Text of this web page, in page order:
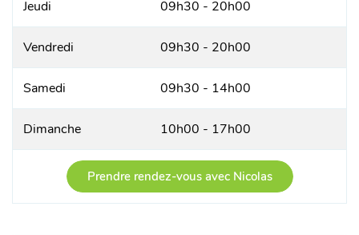
Jeudi 09h30 - 20h00
Vendredi 09h30 - 20h00
Samedi 09h30 - 14h00
Dimanche 10h00 - 17h00
Prendre rendez-vous avec Nicolas